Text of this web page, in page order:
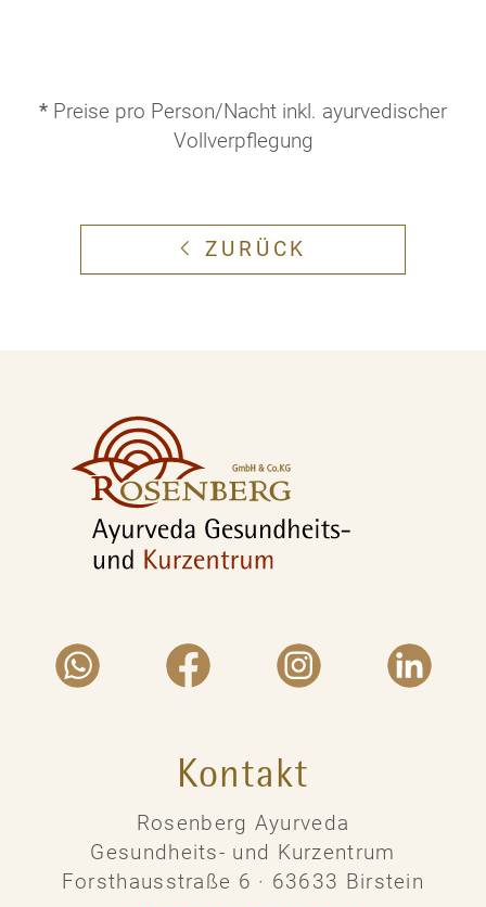
* Preise pro Person/Nacht inkl. ayurvedischer
Vollverpflegung
ZURÜCK
Kontakt
Rosenberg Ayurveda
Gesundheits- und Kurzentrum
Forsthausstraße 6 · 63633 Birstein